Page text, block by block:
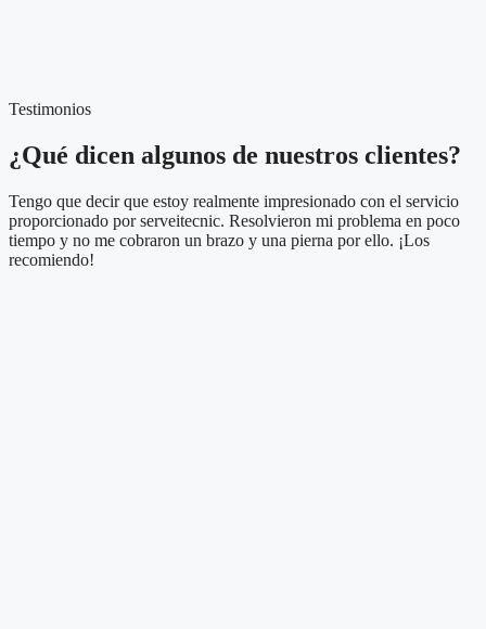
Testimonios
¿Qué dicen algunos de nuestros clientes?
Tengo que decir que estoy realmente impresionado con el servicio
proporcionado por serveitecnic. Resolvieron mi problema en poco
tiempo y no me cobraron un brazo y una pierna por ello. ¡Los
recomiendo!